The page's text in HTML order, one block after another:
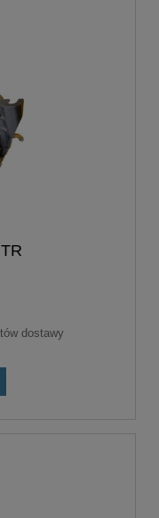
dostawy